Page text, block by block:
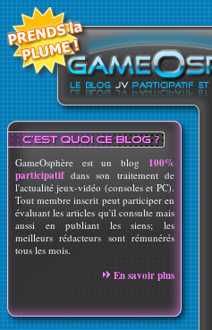
GameOsphère est un blog 100%
participatif dans son traitement de
l'actualité jeux-vidéo (consoles et PC).
Tout membre inscrit peut participer en
évaluant les articles qu'il consulte mais
aussi en publiant les siens; les
meilleurs rédacteurs sont rémunérés
tous les mois.
En savoir plus